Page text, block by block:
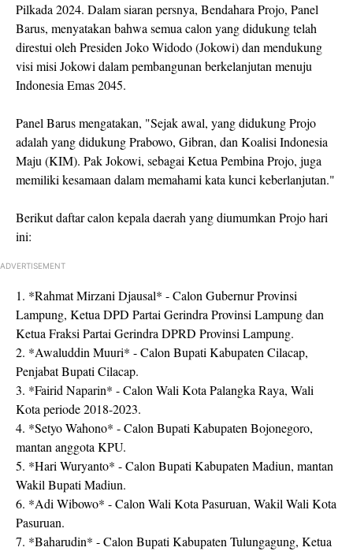
Pilkada 2024. Dalam siaran persnya, Bendahara Projo, Panel
Barus, menyatakan bahwa semua calon yang didukung telah
direstui oleh Presiden Joko Widodo (Jokowi) dan mendukung
visi misi Jokowi dalam pembangunan berkelanjutan menuju
Indonesia Emas 2045.
Panel Barus mengatakan, "Sejak awal, yang didukung Projo
adalah yang didukung Prabowo, Gibran, dan Koalisi Indonesia
Maju (KIM). Pak Jokowi, sebagai Ketua Pembina Projo, juga
memiliki kesamaan dalam memahami kata kunci keberlanjutan."
Berikut daftar calon kepala daerah yang diumumkan Projo hari
ini:
ADVERTISEMENT
1. *Rahmat Mirzani Djausal* - Calon Gubernur Provinsi
Lampung, Ketua DPD Partai Gerindra Provinsi Lampung dan
Ketua Fraksi Partai Gerindra DPRD Provinsi Lampung.
2. *Awaluddin Muuri* - Calon Bupati Kabupaten Cilacap,
Penjabat Bupati Cilacap.
3. *Fairid Naparin* - Calon Wali Kota Palangka Raya, Wali
Kota periode 2018-2023.
4. *Setyo Wahono* - Calon Bupati Kabupaten Bojonegoro,
mantan anggota KPU.
5. *Hari Wuryanto* - Calon Bupati Kabupaten Madiun, mantan
Wakil Bupati Madiun.
6. *Adi Wibowo* - Calon Wali Kota Pasuruan, Wakil Wali Kota
Pasuruan.
7. *Baharudin* - Calon Bupati Kabupaten Tulungagung, Ketua